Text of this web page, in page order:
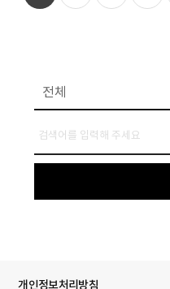
개인정보처리방침